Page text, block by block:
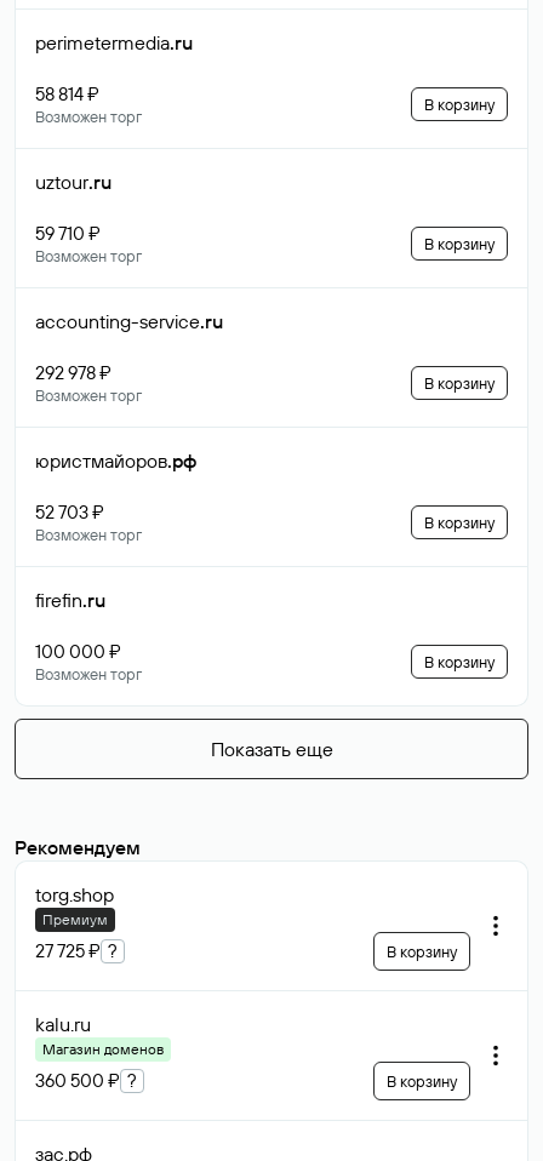
perimetermedia.ru
58 814 ₽
Возможен торг
В корзину
uztour.ru
59 710 ₽
Возможен торг
В корзину
accounting-service.ru
292 978 ₽
Возможен торг
В корзину
юристмайоров.рф
52 703 ₽
Возможен торг
В корзину
firefin.ru
100 000 ₽
Возможен торг
В корзину
Показать еще
Рекомендуем
torg.shop
Премиум
27 725 ₽ ? В корзину
kalu.ru
Магазин доменов
360 500 ₽ ? В корзину
зас.рф